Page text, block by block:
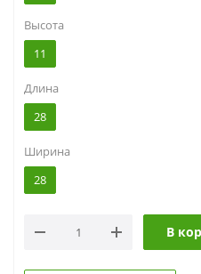
Высота
11
Длина
28
Ширина
28
В